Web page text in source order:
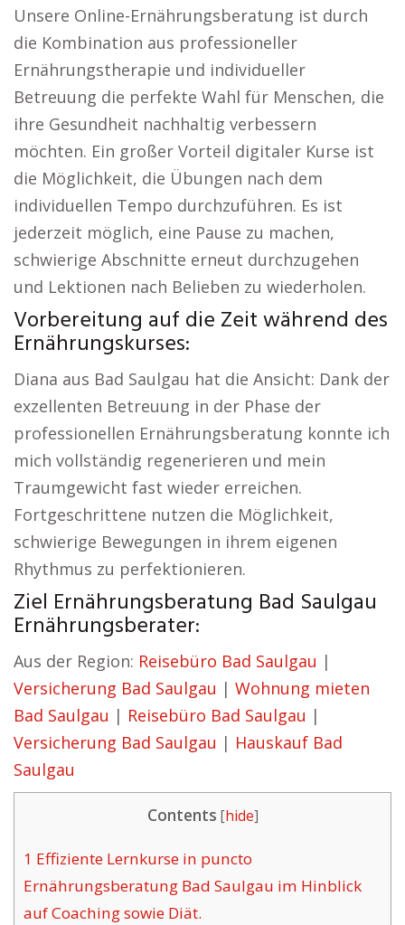
Unsere Online-Ernährungsberatung ist durch
die Kombination aus professioneller
Ernährungstherapie und individueller
Betreuung die perfekte Wahl für Menschen, die
ihre Gesundheit nachhaltig verbessern
möchten. Ein großer Vorteil digitaler Kurse ist
die Möglichkeit, die Übungen nach dem
individuellen Tempo durchzuführen. Es ist
jederzeit möglich, eine Pause zu machen,
schwierige Abschnitte erneut durchzugehen
und Lektionen nach Belieben zu wiederholen.
Vorbereitung auf die Zeit während des
Ernährungskurses:
Diana aus Bad Saulgau hat die Ansicht: Dank der
exzellenten Betreuung in der Phase der
professionellen Ernährungsberatung konnte ich
mich vollständig regenerieren und mein
Traumgewicht fast wieder erreichen.
Fortgeschrittene nutzen die Möglichkeit,
schwierige Bewegungen in ihrem eigenen
Rhythmus zu perfektionieren.
Ziel Ernährungsberatung Bad Saulgau
Ernährungsberater:
Aus der Region: Reisebüro Bad Saulgau |
Versicherung Bad Saulgau | Wohnung mieten
Bad Saulgau | Reisebüro Bad Saulgau |
Versicherung Bad Saulgau | Hauskauf Bad
Saulgau
Contents [hide]
1 Effiziente Lernkurse in puncto
Ernährungsberatung Bad Saulgau im Hinblick
auf Coaching sowie Diät.